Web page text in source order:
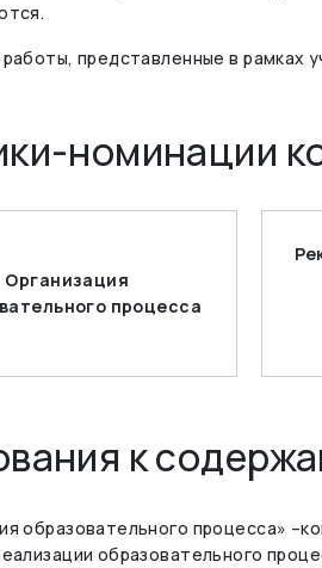
представленные в рамках
номинации
Организация
процесса
к
образовательного процесса»
образовательного